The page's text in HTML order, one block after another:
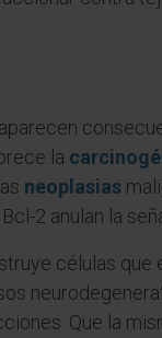
la
neoplasias
2 anulan la
células
Que la